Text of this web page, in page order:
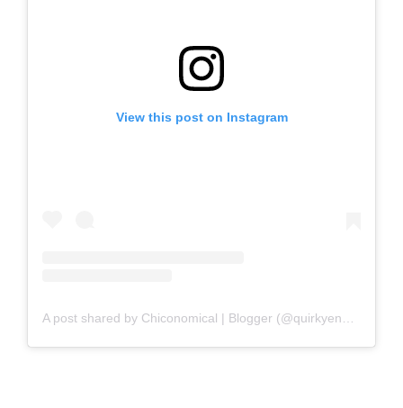
View this post on Instagram